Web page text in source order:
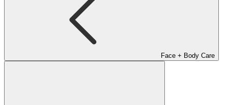
Face + Body Care